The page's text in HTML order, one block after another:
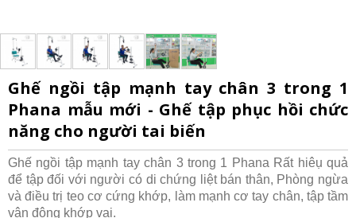
Ghế ngồi tập mạnh tay chân 3 trong 1
Phana mẫu mới - Ghế tập phục hồi chức
năng cho người tai biến
Ghế ngồi tập mạnh tay chân 3 trong 1 Phana Rất hiêụ quả
để tập đối với người có di chứng liệt bán thân, Phòng ngừa
và điều trị teo cơ cứng khớp, làm mạnh cơ tay chân, tập tầm
vận động khớp vai.